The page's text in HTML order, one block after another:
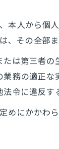
本人から個
、その全部
たは第三者
業務の適正
法令に違反す
めにかかわ